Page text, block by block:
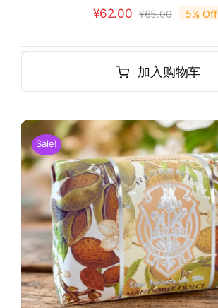
¥65.00
¥62.00 5% Off
加入购物车
Sale!